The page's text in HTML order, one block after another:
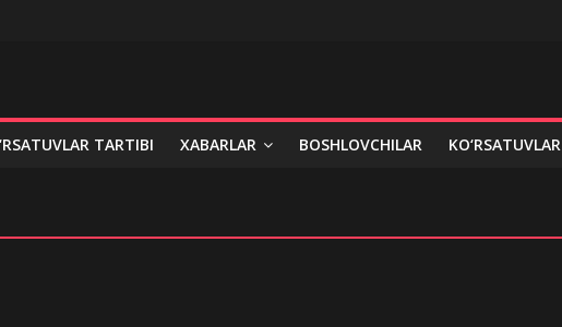
TARTIBI XABARLAR BOSHLOVCHILAR KO‘RSATUVLAR